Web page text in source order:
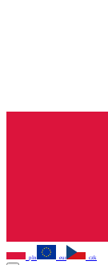
pln eur czk